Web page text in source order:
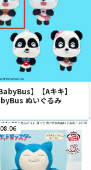
BabyBus】【Aキキ】
ぬいぐるみ